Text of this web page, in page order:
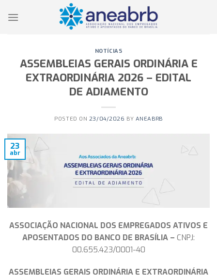
NOTÍCIAS
ASSEMBLEIAS GERAIS ORDINÁRIA E
EXTRAORDINÁRIA 2026 – EDITAL
DE ADIAMENTO
POSTED ON 23/04/2026 BY ANEABRB
23
abr
ASSOCIAÇÃO NACIONAL DOS EMPREGADOS ATIVOS E
APOSENTADOS DO BANCO DE BRASÍLIA – CNPJ:
00.655.423/0001-40
ASSEMBLEIAS GERAIS ORDINÁRIA E EXTRAORDINÁRIA